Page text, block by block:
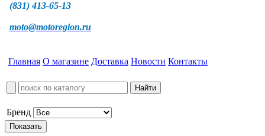
(831) 413-65-13
moto@motoregion.ru
Главная О магазине Доставка Новости Контакты
Бренд